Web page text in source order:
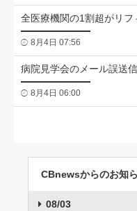
全医療機関の1割超がリフ
8月4日 07:56
病院見学会のメール誤送
8月4日 06:00
CBnewsからのお知
08/03